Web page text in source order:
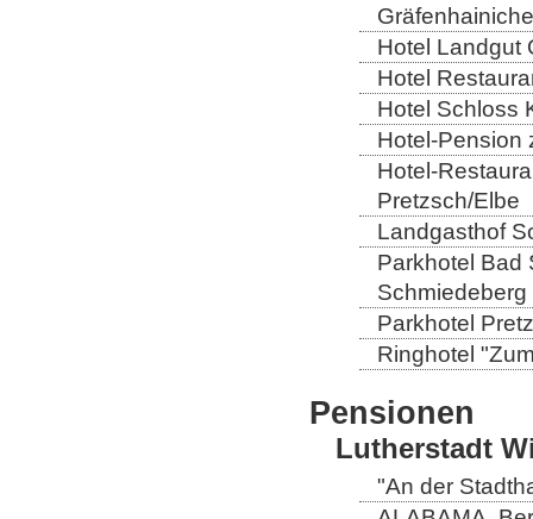
Hotel Landgut
Hotel
Hotel Schloss
Hotel-Pension
Hotel-
Pretzsch/Elbe
Landgasthof
Parkhotel Bad
Schmiedeberg
Parkhotel
Ringhotel
Pensionen
Lutherstadt
"An der